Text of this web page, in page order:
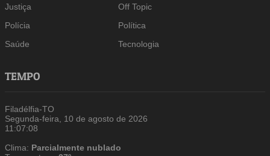
Justiça
Off Topic
Polícia
Política
Saúde
Tecnologia
TEMPO
Filadélfia-TO
Segunda-feira, 10 de agosto de 2026
11:07:09
Clima: Parcialmente nublado